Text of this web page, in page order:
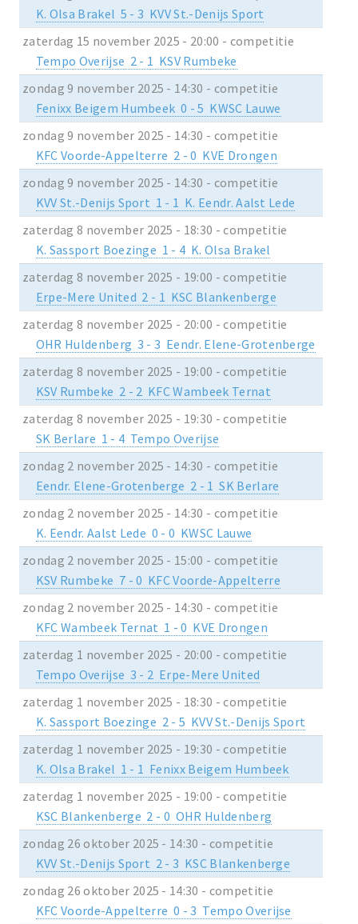
K. Olsa Brakel 5 - 3 KVV St.-Denijs Sport
zaterdag 15 november 2025 - 20:00 - competitie
Tempo Overijse 2 - 1 KSV Rumbeke
zondag 9 november 2025 - 14:30 - competitie
Fenixx Beigem Humbeek 0 - 5 KWSC Lauwe
zondag 9 november 2025 - 14:30 - competitie
KFC Voorde-Appelterre 2 - 0 KVE Drongen
zondag 9 november 2025 - 14:30 - competitie
KVV St.-Denijs Sport 1 - 1 K. Eendr. Aalst Lede
zaterdag 8 november 2025 - 18:30 - competitie
K. Sassport Boezinge 1 - 4 K. Olsa Brakel
zaterdag 8 november 2025 - 19:00 - competitie
Erpe-Mere United 2 - 1 KSC Blankenberge
zaterdag 8 november 2025 - 20:00 - competitie
OHR Huldenberg 3 - 3 Eendr. Elene-Grotenberge
zaterdag 8 november 2025 - 19:00 - competitie
KSV Rumbeke 2 - 2 KFC Wambeek Ternat
zaterdag 8 november 2025 - 19:30 - competitie
SK Berlare 1 - 4 Tempo Overijse
zondag 2 november 2025 - 14:30 - competitie
Eendr. Elene-Grotenberge 2 - 1 SK Berlare
zondag 2 november 2025 - 14:30 - competitie
K. Eendr. Aalst Lede 0 - 0 KWSC Lauwe
zondag 2 november 2025 - 15:00 - competitie
KSV Rumbeke 7 - 0 KFC Voorde-Appelterre
zondag 2 november 2025 - 14:30 - competitie
KFC Wambeek Ternat 1 - 0 KVE Drongen
zaterdag 1 november 2025 - 20:00 - competitie
Tempo Overijse 3 - 2 Erpe-Mere United
zaterdag 1 november 2025 - 18:30 - competitie
K. Sassport Boezinge 2 - 5 KVV St.-Denijs Sport
zaterdag 1 november 2025 - 19:30 - competitie
K. Olsa Brakel 1 - 1 Fenixx Beigem Humbeek
zaterdag 1 november 2025 - 19:00 - competitie
KSC Blankenberge 2 - 0 OHR Huldenberg
zondag 26 oktober 2025 - 14:30 - competitie
KVV St.-Denijs Sport 2 - 3 KSC Blankenberge
zondag 26 oktober 2025 - 14:30 - competitie
KFC Voorde-Appelterre 0 - 3 Tempo Overijse